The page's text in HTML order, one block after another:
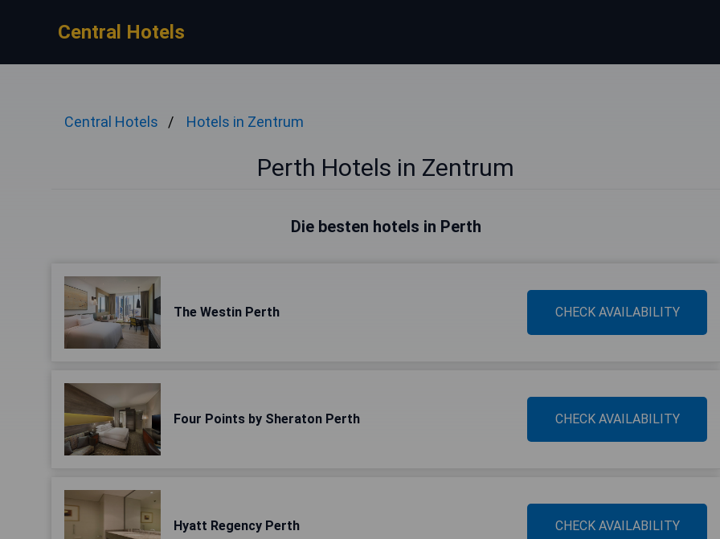
Central Hotels
Central Hotels Hotels in Zentrum
Perth Hotels in Zentrum
Die besten hotels in Perth
The Westin Perth CHECK AVAILABILITY
Four Points by Sheraton Perth CHECK AVAILABILITY
Hyatt Regency Perth CHECK AVAILABILITY